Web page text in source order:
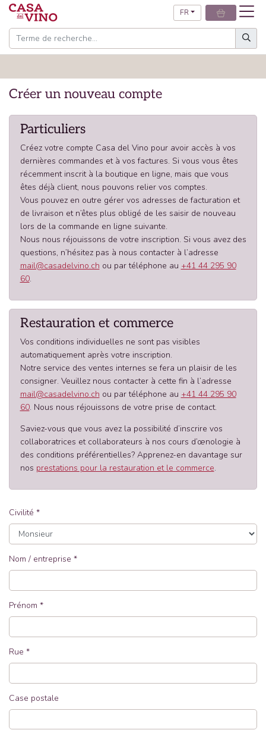
FR
Créer un nouveau compte
Particuliers
Créez votre compte Casa del Vino pour avoir accès à vos
dernières commandes et à vos factures. Si vous vous êtes
récemment inscrit à la boutique en ligne, mais que vous
êtes déjà client, nous pouvons relier vos comptes.
Vous pouvez en outre gérer vos adresses de facturation et
de livraison et n’êtes plus obligé de les saisir de nouveau
lors de la commande en ligne suivante.
Nous nous réjouissons de votre inscription. Si vous avez des
questions, n’hésitez pas à nous contacter à l’adresse
mail@casadelvino.ch ou par téléphone au +41 44 295 90
60.
Restauration et commerce
Vos conditions individuelles ne sont pas visibles
automatiquement après votre inscription.
Notre service des ventes internes se fera un plaisir de les
consigner. Veuillez nous contacter à cette fin à l’adresse
mail@casadelvino.ch ou par téléphone au +41 44 295 90
60. Nous nous réjouissons de votre prise de contact.
Saviez-vous que vous avez la possibilité d’inscrire vos
collaboratrices et collaborateurs à nos cours d’œnologie à
des conditions préférentielles? Apprenez-en davantage sur
nos prestations pour la restauration et le commerce.
Civilité
Nom / entreprise
Prénom
Rue
Case postale